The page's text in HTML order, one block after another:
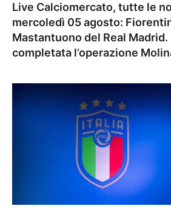
Live Calciomercato, tutte le
mercoledì 05 agosto:
Mastantuono del Real Madrid.
completata l’operazione